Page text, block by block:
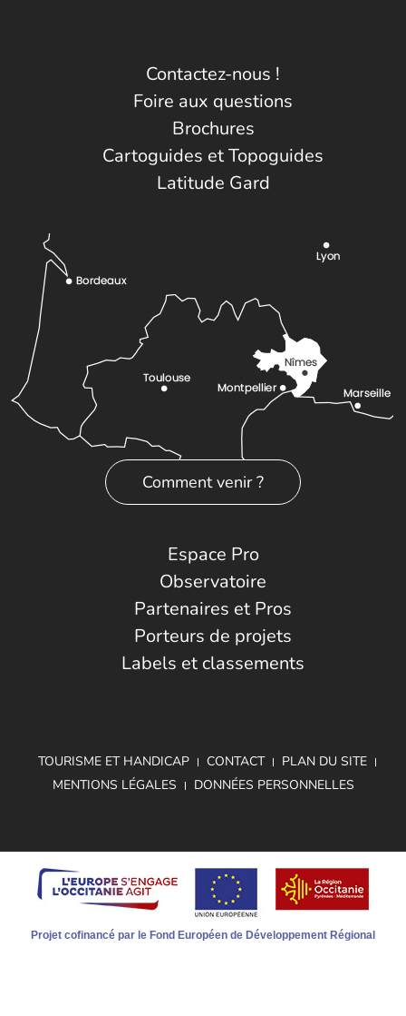
Contactez-nous !
Foire aux questions
Brochures
Cartoguides et Topoguides
Latitude Gard
Comment venir ?
Espace Pro
Observatoire
Partenaires et Pros
Porteurs de projets
Labels et classements
TOURISME ET HANDICAP CONTACT
PLAN DU SITE
MENTIONS LÉGALES
DONNÉES PERSONNELLES
Projet cofinancé par le Fond Européen de Développement Régional